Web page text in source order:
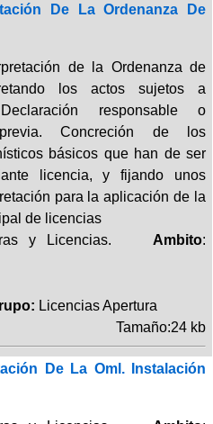
De La Ordenanza De
de la Ordenanza de
los actos sujetos a
responsable o
previa. Concreción de los
básicos que han de ser
licencia, y fijando unos
para la aplicación de la
de licencias
y Licencias. Ambito:
Licencias Apertura
Tamaño:24 kb
De La Oml. Instalación